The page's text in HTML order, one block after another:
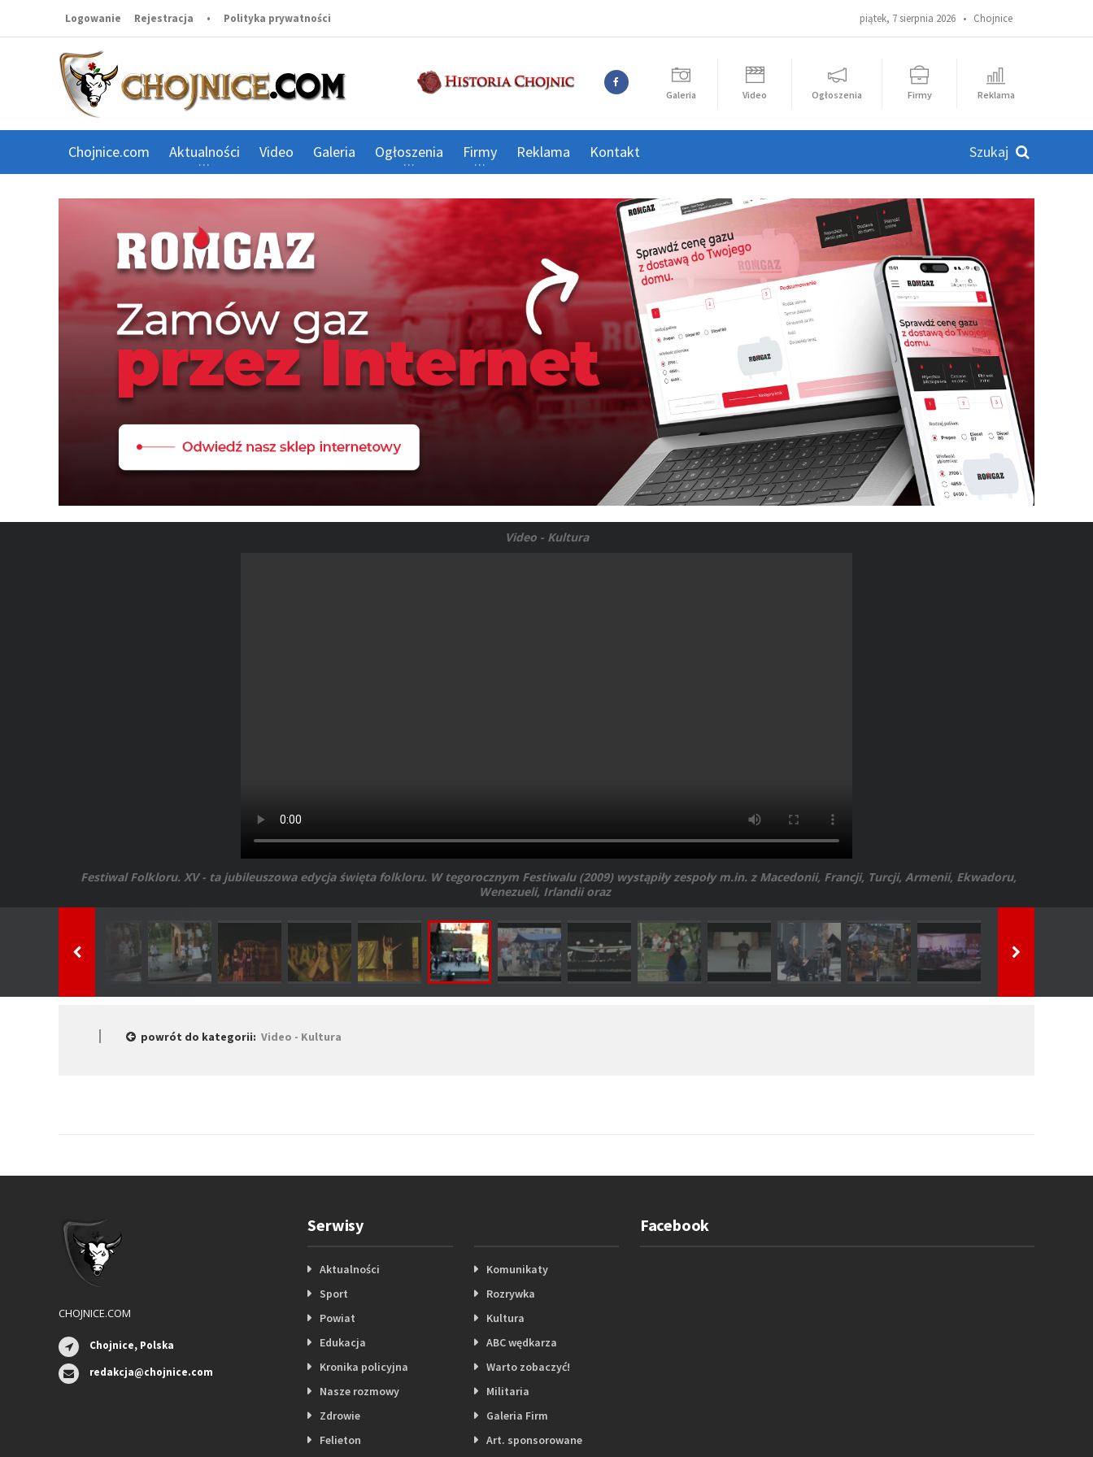
piątek, 7 sierpnia 2026 • Chojnice
Logowanie Rejestracja • Polityka prywatności
Galeria Video Ogłoszenia Firmy Reklama
Chojnice.com Aktualności Video Galeria Ogłoszenia Firmy Reklama Kontakt
Video - Kultura
Festiwal Folkloru. XV - ta jubileuszowa edycja święta folkloru. W tegorocznym Festiwalu (2009) wystąpiły zespoły m.in. z Macedonii, Francji, Turcji, Armenii, Ekwadoru,
Wenezueli, Irlandii oraz
powrót do kategorii: Video - Kultura
CHOJNICE.COM
Chojnice, Polska
redakcja@chojnice.com
Serwisy
Aktualności
Sport
Powiat
Edukacja
Kronika policyjna
Nasze rozmowy
Zdrowie
Felieton
Komunikaty
Rozrywka
Kultura
ABC wędkarza
Warto zobaczyć!
Militaria
Galeria Firm
Art. sponsorowane
Facebook